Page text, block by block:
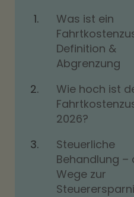
Was ist ein
Definition &
Abgrenzung
Wie hoch ist
2026?
Steuerliche
Behandlung –
Wege zur